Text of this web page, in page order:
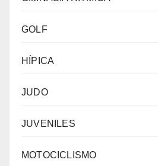
GOLF
HÍPICA
JUDO
JUVENILES
MOTOCICLISMO